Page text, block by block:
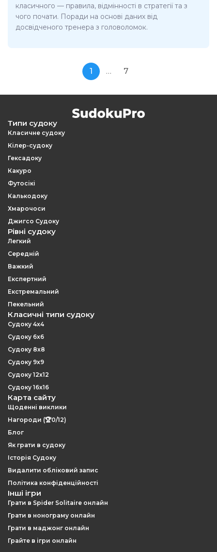
класичного — правила, відмінності в стратегії та з
чого почати. Поради на основі даних від
досвідченого тренера з головоломок.
1 … 7
Типи судоку
Класичне судоку
Кілер-судоку
Гексадоку
Какуро
Футосікі
Калькодоку
Хмарочоси
Джигсо Судоку
Рівні судоку
Легкий
Середній
Важкий
Експертний
Екстремальний
Пекельний
Класичні типи судоку
Судоку 4x4
Судоку 6x6
Судоку 8x8
Судоку 9x9
Судоку 12x12
Судоку 16x16
Карта сайту
Щоденні виклики
Нагороди (🏆0/12)
Блог
Як грати в судоку
Історія Судоку
Видалити обліковий запис
Політика конфіденційності
Інші ігри
Грати в Spider Solitaire онлайн
Грати в нонограму онлайн
Грати в маджонг онлайн
Грайте в ігри онлайн